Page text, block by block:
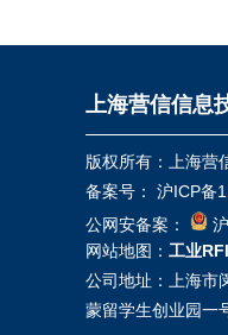
上海营信信息
版权所有：上海营
备案号：
沪ICP备
公网安备案：
网站地图： 工业
公司地址：上海市
蒙留学生创业园一